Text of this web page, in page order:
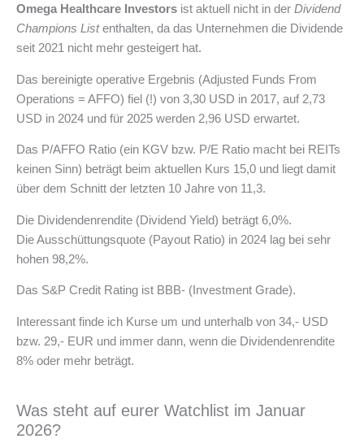
Omega Healthcare Investors ist aktuell nicht in der Dividend
Champions Listenthalten, da das Unternehmen die Dividende
seit 2021 nicht mehr gesteigert hat.
Das bereinigte operative Ergebnis (Adjusted Funds From
Operations = AFFO) fiel (!) von 3,30 USD in 2017, auf 2,73
USD in 2024 und für 2025 werden 2,96 USD erwartet.
Das P/AFFO Ratio (ein KGV bzw. P/E Ratio macht bei REITs
keinen Sinn) beträgt beim aktuellen Kurs 15,0 und liegt damit
über dem Schnitt der letzten 10 Jahre von 11,3.
Die Dividendenrendite (Dividend Yield) beträgt 6,0%.
Die Ausschüttungsquote (Payout Ratio) in 2024 lag bei sehr
hohen 98,2%.
Das S&P Credit Rating ist BBB- (Investment Grade).
Interessant finde ich Kurse um und unterhalb von 34,- USD
bzw. 29,- EUR und immer dann, wenn die Dividendenrendite
8% oder mehr beträgt.
Was steht auf eurer Watchlist im Januar
2026?